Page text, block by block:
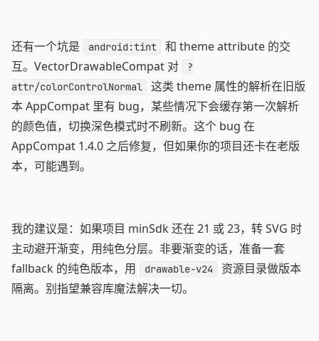
还有一个坑是 android:tint
和 theme attribute 的交
互。VectorDrawableCompat 对
?
attr/colorControlNormal
这类 theme 属性的解析在旧版
本 AppCompat 里有 bug，某些情况下会缓存第一次解析
的颜色值，切换深色模式时不刷新。这个 bug 在
AppCompat 1.4.0 之后修复，但如果你的项目还卡在老版
本，可能遇到。
我的建议是：如果项目 minSdk 还在 21 或 23，转 SVG 时
主动避开渐变，用纯色分层。非要渐变的话，准备一套
fallback 的纯色版本，用
drawable-v24
资源目录做版本
隔离。别指望兼容库魔法解决一切。